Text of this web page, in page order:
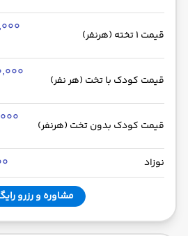
قیمت 1 تخته (هرنفر)
قیمت کودک با تخت (هر نفر)
قیمت کودک بدون تخت (هرنفر)
نوزاد
مشاوره و رزرو